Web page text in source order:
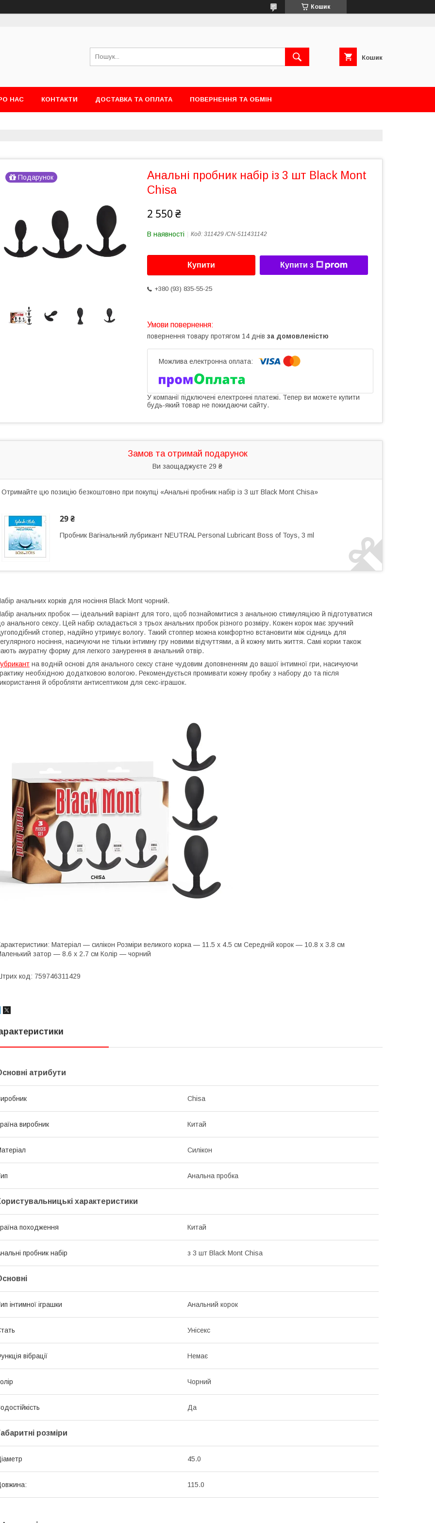
Кошик
Кошик
НАС КОНТАКТИ ДОСТАВКА ТА ОПЛАТА ПОВЕРНЕННЯ ТА ОБМІН
Подарунок
Анальні пробник набір із 3 шт Black Mont
Chisa
2 550 ₴
В наявності Код: 311429 /CN-511431142
Купити Купити з
+380 (93) 835-55-25
повернення товару протягом 14 днів за домовленістю
У компанії підключені електронні платежі. Тепер ви можете купити
будь-який товар не покидаючи сайту.
Замов та отримай подарунок
Ви заощаджуєте 29 ₴
Отримайте цю позицію безкоштовно при покупці «Анальні пробник набір із 3 шт Black Mont Chisa»
29 ₴
Пробник Вагінальний лубрикант NEUTRAL Personal Lubricant Boss of Toys, 3 ml
анальних корків для носіння Black Mont чорний.
анальних пробок — ідеальний варіант для того, щоб познайомитися з анальною стимуляцією й підготуватися
анального сексу. Цей набір складається з трьох анальних пробок різного розміру. Кожен корок має зручний
стопер, надійно утримує вологу. Такий стоппер можна комфортно встановити між сідниць для
носіння, насичуючи не тільки інтимну гру новими відчуттями, а й кожну мить життя. Самі корки також
акуратну форму для легкого занурення в анальний отвір.
на водній основі для анального сексу стане чудовим доповненням до вашої інтимної гри, насичуючи
необхідною додатковою вологою. Рекомендується промивати кожну пробку з набору до та після
й обробляти антисептиком для секс-іграшок.
Матеріал — силікон Розміри великого корка — 11.5 х 4.5 см Середній корок — 10.8 х 3.8 см
затор — 8.6 х 2.7 см Колір — чорний
код: 759746311429
атрибути
Chisa
виробник Китай
Силікон
Анальна пробка
характеристики
походження Китай
пробник набір з 3 шт Black Mont Chisa
інтимної іграшки Анальний корок
Унісекс
вібрації Немає
Чорний
Да
розміри
45.0
115.0